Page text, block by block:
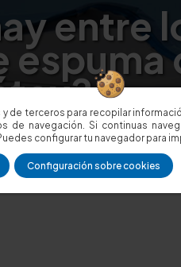
de terceros para recopilar
de navegación. Si continuas
configurar tu navegador para
Configuración sobre cookies
entre